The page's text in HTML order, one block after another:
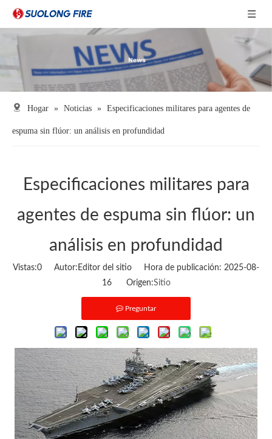
Hogar » Noticias » Especificaciones militares para agentes de
espuma sin flúor: un análisis en profundidad
Especificaciones militares para
agentes de espuma sin flúor: un
análisis en profundidad
Vistas:0 Autor:Editor del sitio Hora de publicación: 2025-08-
16 Origen:Sitio
Preguntar